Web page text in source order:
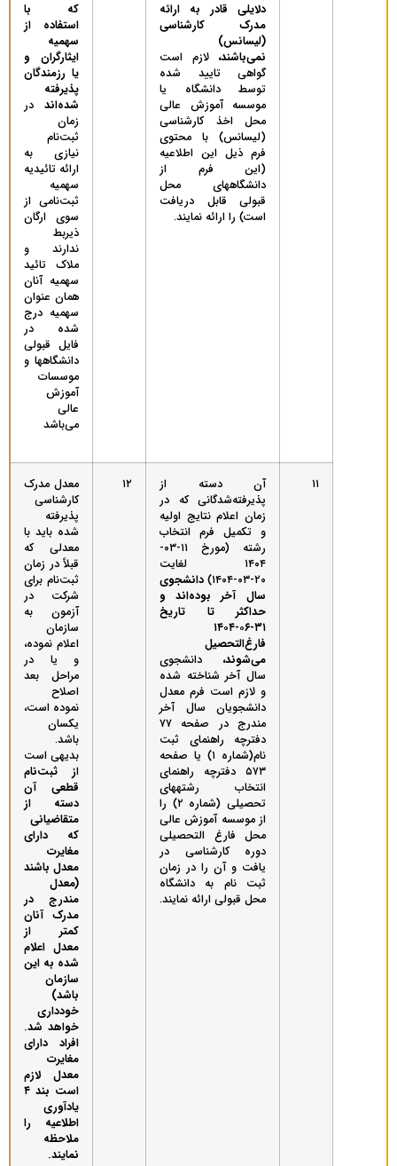
دلایلی‌ قادر به‌ ارائه‌
مدرک‌ کارشناسی
(لیسانس‌)
نمی‌باشند، لازم‌ است‌
گواهی‌ تایید شده‌
توسط دانشگاه‌ یا
موسسه‌ آموزش‌ عالی‌
محل ‌اخذ کارشناسی‌
(لیسانس‌) با محتوی
فرم ذیل این اطلاعیه
(این فرم از
دانشگاههای محل
قبولی قابل دریافت
است) را ارائه‌ نمایند.
که با
استفاده از
سهمیه‌
ایثارگران و
یا رزمندگان
پذیرفته
‌شده‌اند در
زمان
ثبت‌نام
نیازی به
ارائه تائیدیه
سهمیه
ثبت‌نامی از
سوی ارگان
ذیربط
ندارند و
ملاک تائید
سهمیه آنان
همان عنوان
سهمیه درج
شده در
فایل قبولی
دانشگاهها و
موسسات
آموزش
عالی
می‌باشد
۱۱
آن دسته از
پذیرفته‌شدگانی که در
زمان اعلام نتایج اولیه
و تکمیل فرم انتخاب
رشته (مورخ ۱۱-۰۳-
۱۴۰۴ لغایت
۲۰-۰۳-۱۴۰۴)
دانشجوی
سال آخر بوده‌اند و
حداکثر تا تاریخ
۳۱-۰۶-۱۴۰۴
فارغ‌التحصیل
می‌شوند، دانشجوی
سال آخر شناخته شده
و لازم است فرم معدل
دانشجویان سال آخر
مندرج در صفحه ۷۷
دفترچه راهنمای ثبت
نام(شماره ۱) یا صفحه
۵۷۳ دفترچه راهنمای
انتخاب رشته­های
تحصیلی (شماره ۲) را
از موسسه آموزش عالی
محل فارغ التحصیلی
دوره کارشناسی در
یافت و آن را در زمان
ثبت نام به دانشگاه
محل قبولی ارائه نمایند.
۱۲
معدل‌ مدرک
کارشناسی
پذیرفته‌
شده‌ باید با
معدلی‌ که‌
قبلاً در زمان
ثبت‌نام برای
شرکت در
آزمون به‌
سازمان‌
اعلام‌ نموده‌،
و یا در
مراحل بعد
اصلاح
نموده است،
یکسان‌
باشد.
بدیهی است
از ثبت‌نام
قطعی آن
دسته از
متقاضیانی
که دارای
مغایرت
معدل باشند
(معدل
مندرج در
مدرک آنان
کمتر از
معدل اعلام
شده به این
سازمان
باشد)
خودداری
خواهد شد.
افراد دارای
مغایرت
معدل لازم
است بند ۴
یادآوری
اطلاعیه را
ملاحظه
نمایند.